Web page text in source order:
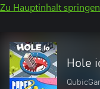
Zu Hauptinhalt springen
Hole